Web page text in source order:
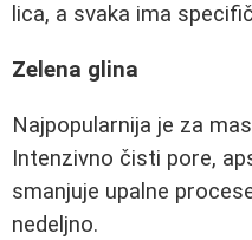
lica, a svaka ima
Zelena glina
Najpopularnija je za
Intenzivno čisti pore,
smanjuje upalne
nedeljno.